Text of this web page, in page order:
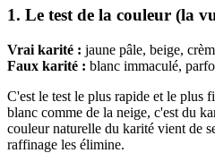
1. Le test de la couleur (la
Vrai karité : jaune pâle, beige,
Faux karité : blanc immaculé,
C'est le test le plus rapide et le plus
blanc comme de la neige, c'est du
couleur naturelle du karité vient de
raffinage les élimine.